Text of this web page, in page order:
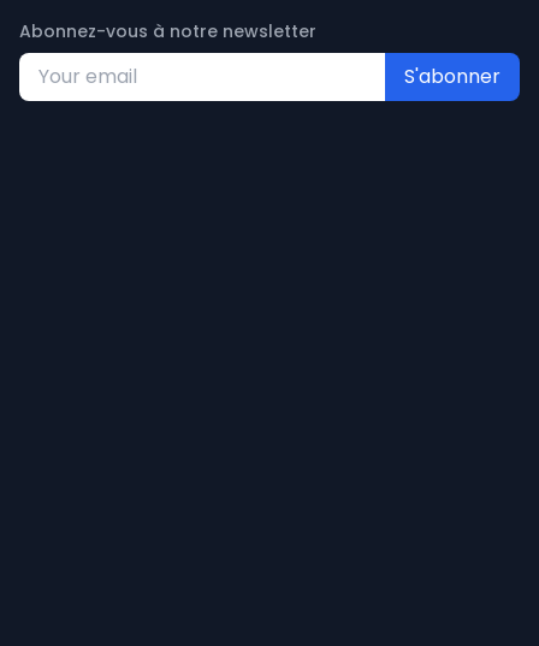
Abonnez-vous à notre newsletter
S'abonner